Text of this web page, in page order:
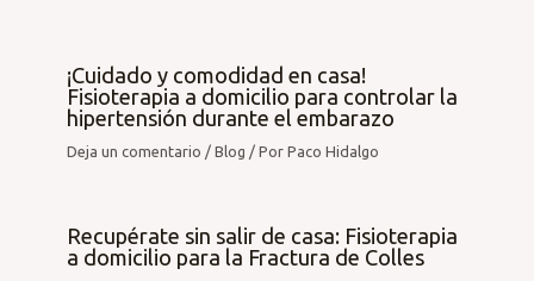
¡Cuidado y comodidad en casa!
Fisioterapia a domicilio para controlar la
hipertensión durante el embarazo
Deja un comentario /Blog / PorPaco Hidalgo
Recupérate sin salir de casa: Fisioterapia
a domicilio para la Fractura de Colles